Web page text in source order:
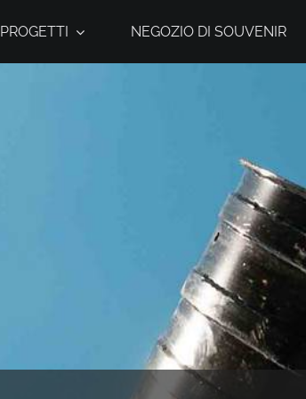
PROGETTI NEGOZIO DI SOUVENIR